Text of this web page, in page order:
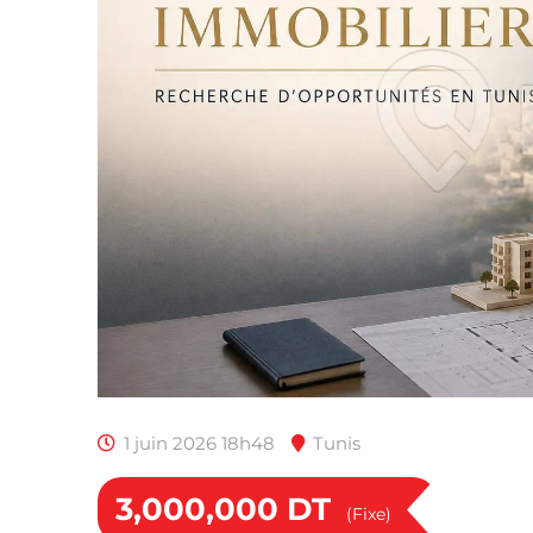
1 juin 2026 18h48 Tunis
3,000,000 DT (Fixe)